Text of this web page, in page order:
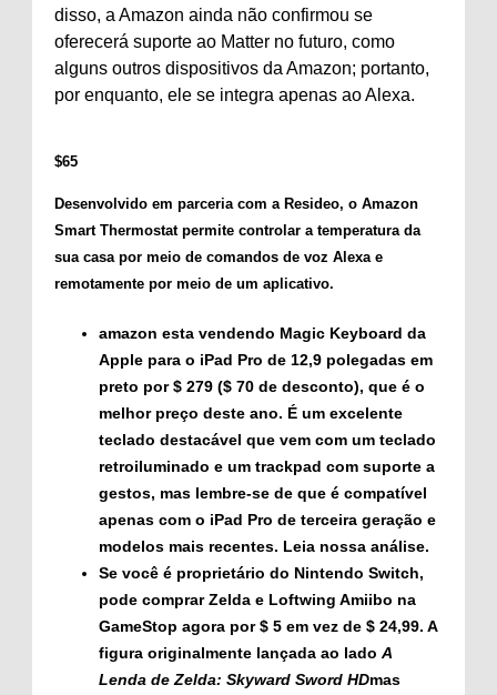
disso, a Amazon ainda não confirmou se
oferecerá suporte ao Matter no futuro, como
alguns outros dispositivos da Amazon; portanto,
por enquanto, ele se integra apenas ao Alexa.
$65
Desenvolvido em parceria com a Resideo, o Amazon
Smart Thermostat permite controlar a temperatura da
sua casa por meio de comandos de voz Alexa e
remotamente por meio de um aplicativo.
amazon esta vendendo Magic Keyboard da
Apple para o iPad Pro de 12,9 polegadas em
preto por $ 279 ($ 70 de desconto), que é o
melhor preço deste ano. É um excelente
teclado destacável que vem com um teclado
retroiluminado e um trackpad com suporte a
gestos, mas lembre-se de que é compatível
apenas com o iPad Pro de terceira geração e
modelos mais recentes. Leia nossa análise.
Se você é proprietário do Nintendo Switch,
pode comprarZelda e Loftwing Amiibo na
GameStop agora por $ 5 em vez de $ 24,99. A
figura originalmente lançada ao lado A
Lenda de Zelda: Skyward Sword HDmas